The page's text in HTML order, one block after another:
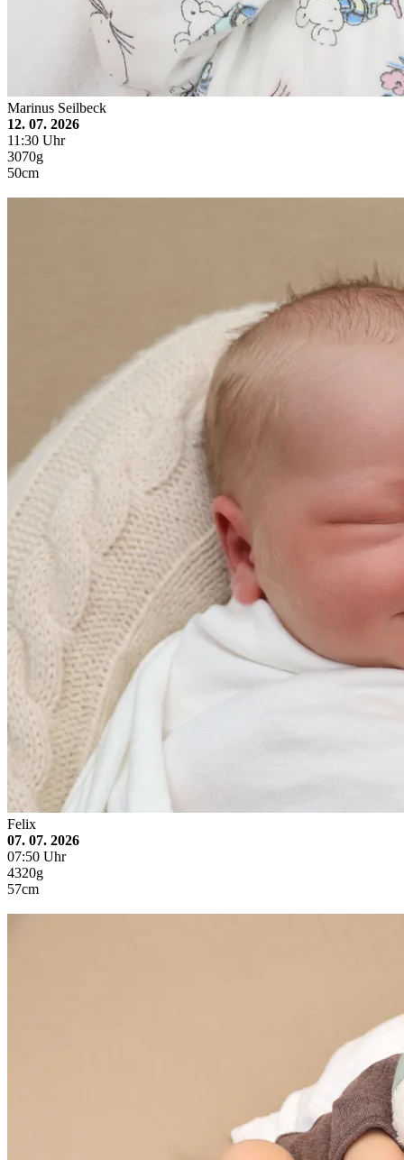
Marinus Seilbeck
12. 07. 2026
11:30 Uhr
3070g
50cm
Felix
07. 07. 2026
07:50 Uhr
4320g
57cm